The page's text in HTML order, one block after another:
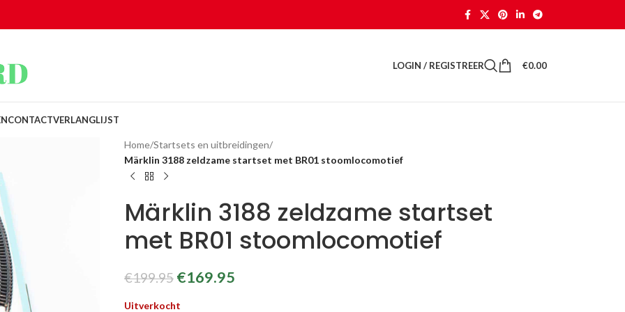
LOGIN / REGISTREER €0.00
CONTACTVERLANGLIJST
Home/Startsets en uitbreidingen/
Märklin 3188 zeldzame startset met BR01 stoomlocomotief
Märklin 3188 zeldzame startset
met BR01 stoomlocomotief
€199.95 €169.95
Uitverkocht